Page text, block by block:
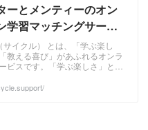
ーとメンティーのオン
学習マッチングサービ
イクル】
サイクル） とは、「学ぶ楽し
教える喜び」があふれるオンラ
ビスです。「学ぶ楽しさ」と
気持ちや、分からない問題が理